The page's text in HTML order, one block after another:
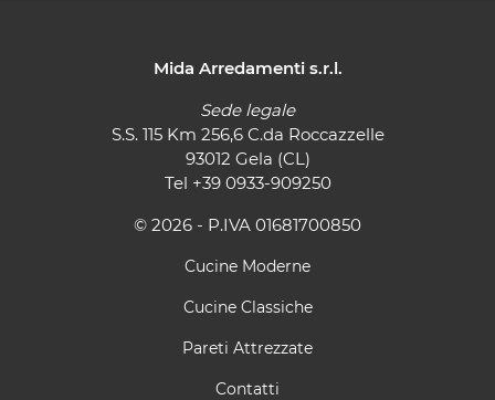
Mida Arredamenti s.r.l.
Sede legale
S.S. 115 Km 256,6 C.da Roccazzelle
93012 Gela (CL)
Tel +39 0933-909250
© 2026 - P.IVA 01681700850
Cucine Moderne
Cucine Classiche
Pareti Attrezzate
Contatti